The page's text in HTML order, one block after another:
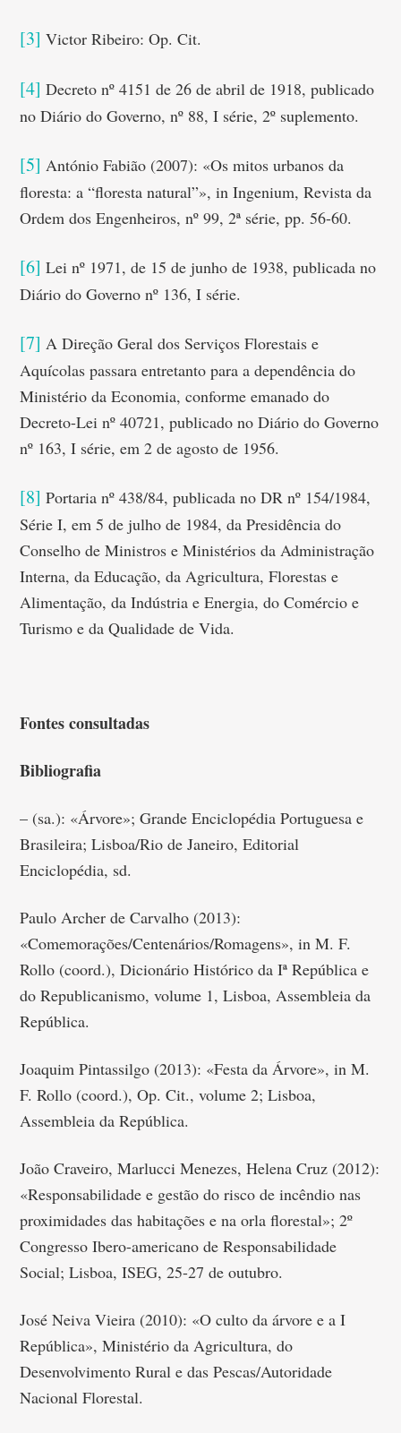
[3] Victor Ribeiro: Op. Cit.
[4] Decreto nº 4151 de 26 de abril de 1918, publicado
no Diário do Governo, nº 88, I série, 2º suplemento.
[5] António Fabião (2007): «Os mitos urbanos da
floresta: a “floresta natural”», in Ingenium, Revista da
Ordem dos Engenheiros, nº 99, 2ª série, pp. 56-60.
[6] Lei nº 1971, de 15 de junho de 1938, publicada no
Diário do Governo nº 136, I série.
[7] A Direção Geral dos Serviços Florestais e
Aquícolas passara entretanto para a dependência do
Ministério da Economia, conforme emanado do
Decreto-Lei nº 40721, publicado no Diário do Governo
nº 163, I série, em 2 de agosto de 1956.
[8] Portaria nº 438/84, publicada no DR nº 154/1984,
Série I, em 5 de julho de 1984, da Presidência do
Conselho de Ministros e Ministérios da Administração
Interna, da Educação, da Agricultura, Florestas e
Alimentação, da Indústria e Energia, do Comércio e
Turismo e da Qualidade de Vida.
Fontes consultadas
Bibliografia
– (sa.): «Árvore»; Grande Enciclopédia Portuguesa e
Brasileira; Lisboa/Rio de Janeiro, Editorial
Enciclopédia, sd.
Paulo Archer de Carvalho (2013):
«Comemorações/Centenários/Romagens», in M. F.
Rollo (coord.), Dicionário Histórico da Iª República e
do Republicanismo, volume 1, Lisboa, Assembleia da
República.
Joaquim Pintassilgo (2013): «Festa da Árvore», in M.
F. Rollo (coord.), Op. Cit., volume 2; Lisboa,
Assembleia da República.
João Craveiro, Marlucci Menezes, Helena Cruz (2012):
«Responsabilidade e gestão do risco de incêndio nas
proximidades das habitações e na orla florestal»; 2º
Congresso Ibero-americano de Responsabilidade
Social; Lisboa, ISEG, 25-27 de outubro.
José Neiva Vieira (2010): «O culto da árvore e a I
República», Ministério da Agricultura, do
Desenvolvimento Rural e das Pescas/Autoridade
Nacional Florestal.